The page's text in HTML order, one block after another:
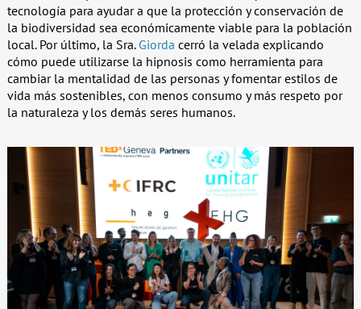
tecnología para ayudar a que la protección y conservación de
la biodiversidad sea económicamente viable para la población
local. Por último, la Sra. Giorda cerró la velada explicando
cómo puede utilizarse la hipnosis como herramienta para
cambiar la mentalidad de las personas y fomentar estilos de
vida más sostenibles, con menos consumo y más respeto por
la naturaleza y los demás seres humanos.